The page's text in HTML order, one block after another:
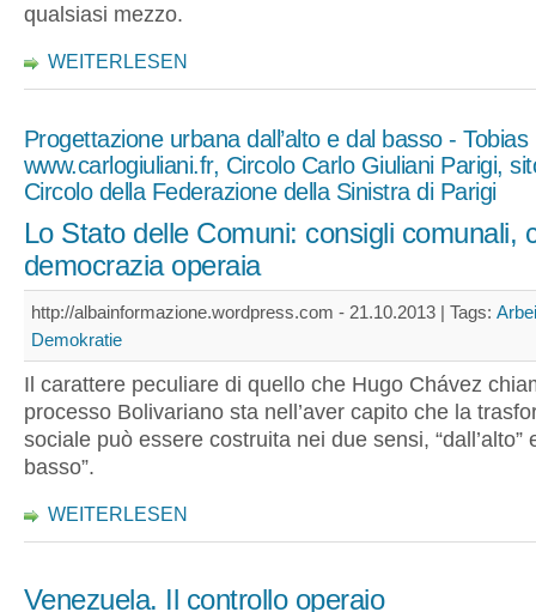
qualsiasi mezzo.
WEITERLESEN
Progettazione urbana dall’alto e dal basso -
www.carlogiuliani.fr, Circolo Carlo Giuliani Parigi,
Circolo della Federazione della Sinistra di Parigi
Lo Stato delle Comuni: consigli comunali,
democrazia operaia
http://albainformazione.wordpress.com - 21.10.2013 | Tags:
Demokratie
Il carattere peculiare di quello che Hugo Chávez
processo Bolivariano sta nell’aver capito che la
sociale può essere costruita nei due sensi, “dall’alto”
basso”.
WEITERLESEN
Venezuela. Il controllo operaio